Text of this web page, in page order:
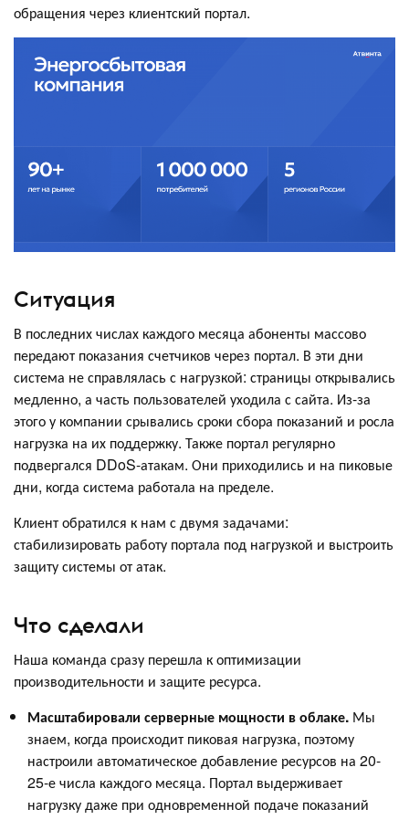
обращения через клиентский портал.
Ситуация
В последних числах каждого месяца абоненты массово
передают показания счетчиков через портал. В эти дни
система не справлялась с нагрузкой: страницы открывались
медленно, а часть пользователей уходила с сайта. Из-за
этого у компании срывались сроки сбора показаний и росла
нагрузка на их поддержку. Также портал регулярно
подвергался DDoS-атакам. Они приходились и на пиковые
дни, когда система работала на пределе.
Клиент обратился к нам с двумя задачами:
стабилизировать работу портала под нагрузкой и выстроить
защиту системы от атак.
Что сделали
Наша команда сразу перешла к оптимизации
производительности и защите ресурса.
Масштабировали серверные мощности в облаке. Мы
знаем, когда происходит пиковая нагрузка, поэтому
настроили автоматическое добавление ресурсов на 20-
25-е числа каждого месяца. Портал выдерживает
нагрузку даже при одновременной подаче показаний